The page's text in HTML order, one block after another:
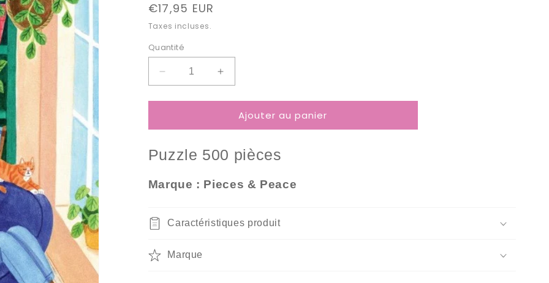
Prix
habituel
€17,95 EUR
Taxes incluses.
Quantité
Réduire
la
quantité
Puzzle
Pièces
&amp;
Peace
Coin
Augmenter
la
quantité
Puzzle
Pièces
Pieces
&amp;
Peace
Coin
Lecture
Ajouter au panier
Puzzle 500 pièces
Marque : Pieces & Peace
Caractéristiques produit
Marque